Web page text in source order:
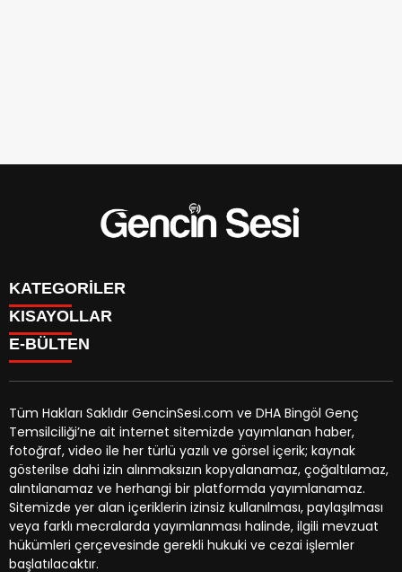
KATEGORİLER
GENÇ
BİNGÖL
ÖZEL HABER
EKONOMİ
YEREL HABERLER
CANLI BORSA
KÜNYE
İLETİŞİM
KISAYOLLAR
BURÇLAR
CANLI TV
HAVA DURUMU
NÖBETÇİ ECZANELER
TRAFİK DURUMU
YEREL HABERLER
GAZETELER
E-BÜLTEN
gencinsesi.com e-bültenine abone olarak, tarafınıza haber,
duyuru ve kampanya içerikli e-postaların gönderilmesini
kabul etmiş olursunuz.
Tüm Hakları Saklıdır GencinSesi.com ve DHA Bingöl Genç
Temsilciliği’ne ait internet sitemizde yayımlanan haber,
fotoğraf, video ile her türlü yazılı ve görsel içerik; kaynak
gösterilse dahi izin alınmaksızın kopyalanamaz, çoğaltılamaz,
alıntılanamaz ve herhangi bir platformda yayımlanamaz.
Sitemizde yer alan içeriklerin izinsiz kullanılması, paylaşılması
veya farklı mecralarda yayımlanması halinde, ilgili mevzuat
hükümleri çerçevesinde gerekli hukuki ve cezai işlemler
başlatılacaktır.